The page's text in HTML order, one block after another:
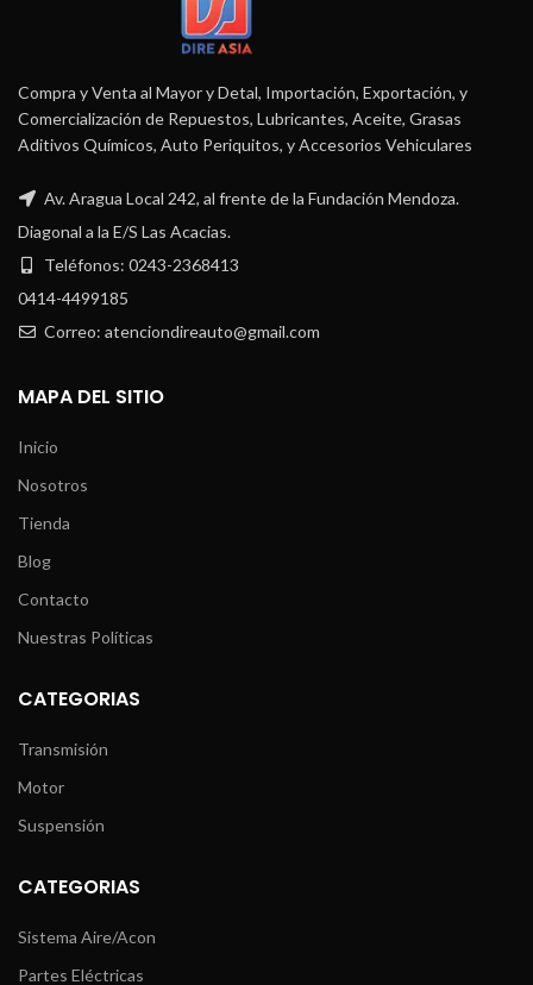
Compra y Venta al Mayor y Detal, Importación, Exportación, y
Comercialización de Repuestos, Lubricantes, Aceite, Grasas
Aditivos Químicos, Auto Periquitos, y Accesorios Vehiculares
Av. Aragua Local 242, al frente de la Fundación Mendoza.
Diagonal a la E/S Las Acacias.
Teléfonos: 0243-2368413
0414-4499185
Correo: atenciondireauto@gmail.com
MAPA DEL SITIO
Inicio
Nosotros
Tienda
Blog
Contacto
Nuestras Políticas
CATEGORIAS
Transmisión
Motor
Suspensión
CATEGORIAS
Sistema Aire/Acon
Partes Eléctricas